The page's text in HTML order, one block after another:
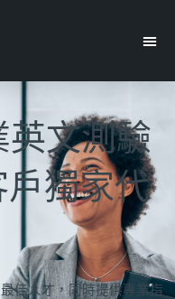
文測驗
戶獨家代
佳人才，同時提供專業指